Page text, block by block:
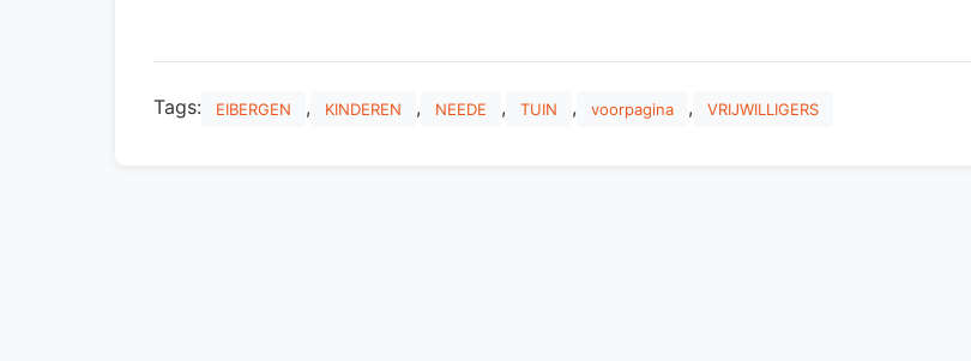
Tags: EIBERGEN , KINDEREN , NEEDE , TUIN , voorpagina , VRIJWILLIGERS